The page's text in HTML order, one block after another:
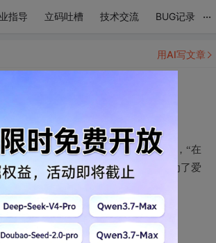
指导 立码吐槽 技术交流 BUG记录 ...
哪里是你那少壮年华的宝藏， 你说，“在
要把你青春的白日变成暗淡黑夜， 为了爱
用AI写文章